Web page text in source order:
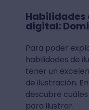
Habilidades
digital:
Para poder
habilidades de
tener un
de ilustración.
descubre
para ilustrar.